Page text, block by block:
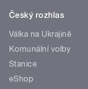
Český rozhlas
Válka na Ukrajině
Komunální volby
Stanice
eShop